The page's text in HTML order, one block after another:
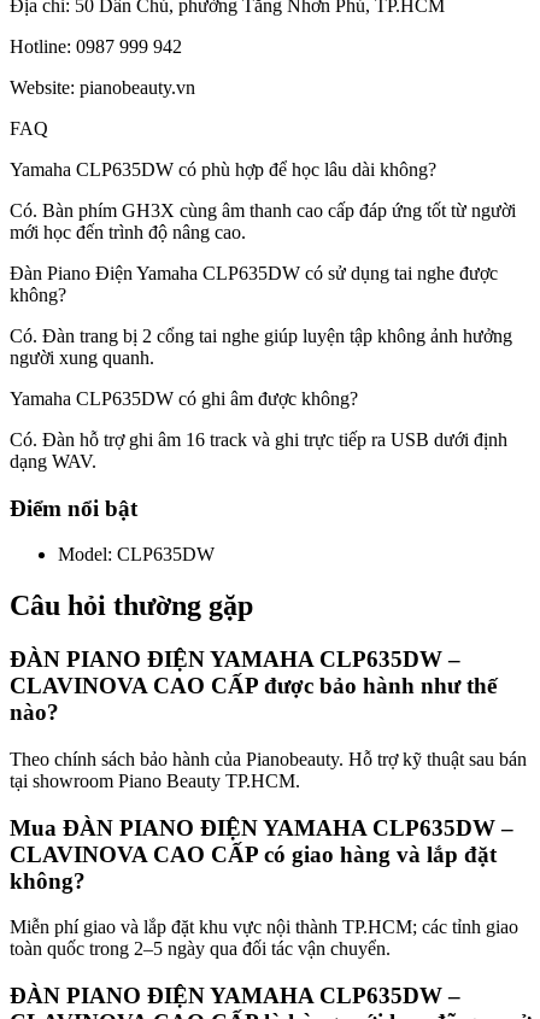
Địa chỉ: 50 Dân Chủ, phường Tăng Nhơn Phú, TP.HCM
Hotline: 0987 999 942
Website: pianobeauty.vn
FAQ
Yamaha CLP635DW có phù hợp để học lâu dài không?
Có. Bàn phím GH3X cùng âm thanh cao cấp đáp ứng tốt từ người
mới học đến trình độ nâng cao.
Đàn Piano Điện Yamaha CLP635DW có sử dụng tai nghe được
không?
Có. Đàn trang bị 2 cổng tai nghe giúp luyện tập không ảnh hưởng
người xung quanh.
Yamaha CLP635DW có ghi âm được không?
Có. Đàn hỗ trợ ghi âm 16 track và ghi trực tiếp ra USB dưới định
dạng WAV.
Điểm nổi bật
Model: CLP635DW
Câu hỏi thường gặp
ĐÀN PIANO ĐIỆN YAMAHA CLP635DW –
CLAVINOVA CAO CẤP được bảo hành như thế
nào?
Theo chính sách bảo hành của Pianobeauty. Hỗ trợ kỹ thuật sau bán
tại showroom Piano Beauty TP.HCM.
Mua ĐÀN PIANO ĐIỆN YAMAHA CLP635DW –
CLAVINOVA CAO CẤP có giao hàng và lắp đặt
không?
Miễn phí giao và lắp đặt khu vực nội thành TP.HCM; các tỉnh giao
toàn quốc trong 2–5 ngày qua đối tác vận chuyển.
ĐÀN PIANO ĐIỆN YAMAHA CLP635DW –